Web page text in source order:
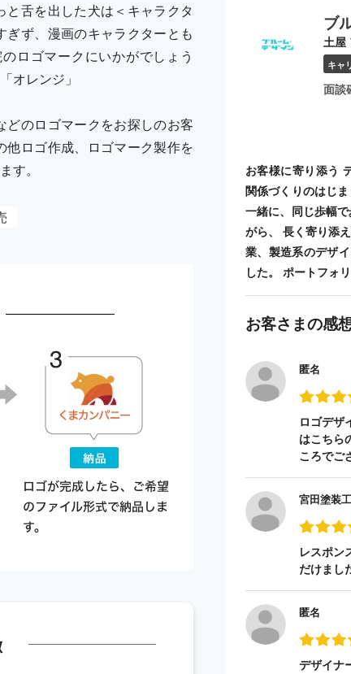
舌を出した犬は＜キャラクタ
ず、漫画のキャラクターとも
ロゴマークにいかがでしょう
オレンジ」
のロゴマークをお探しのお客
ロゴ作成、ロゴマーク製作を
す。
ブ
土屋
キャ
面談
お客様に寄り添う
関係づくりのはじ
一緒に、同じ歩幅
がら、 長く寄り添
業、製造系のデザ
した。 ポートフォ
お客さまの感
匿名
ロゴデザ
はこちら
ころでご
宮田塗装
レスポン
だけまし
匿名
デザイナ